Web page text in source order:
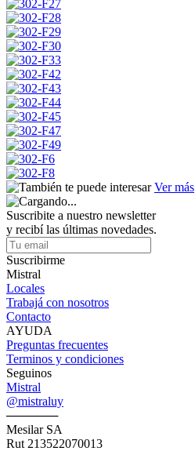
Ver más
Suscribite a nuestro newsletter
y recibí las últimas novedades.
Suscribirme
Mistral
Locales
Trabajá con nosotros
Contacto
AYUDA
Preguntas frecuentes
Terminos y condiciones
Seguinos
Mistral
@mistraluy
──────
Mesilar SA
Rut 213522070013